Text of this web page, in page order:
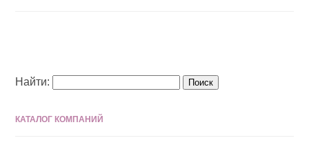
Найти:
КАТАЛОГ КОМПАНИЙ